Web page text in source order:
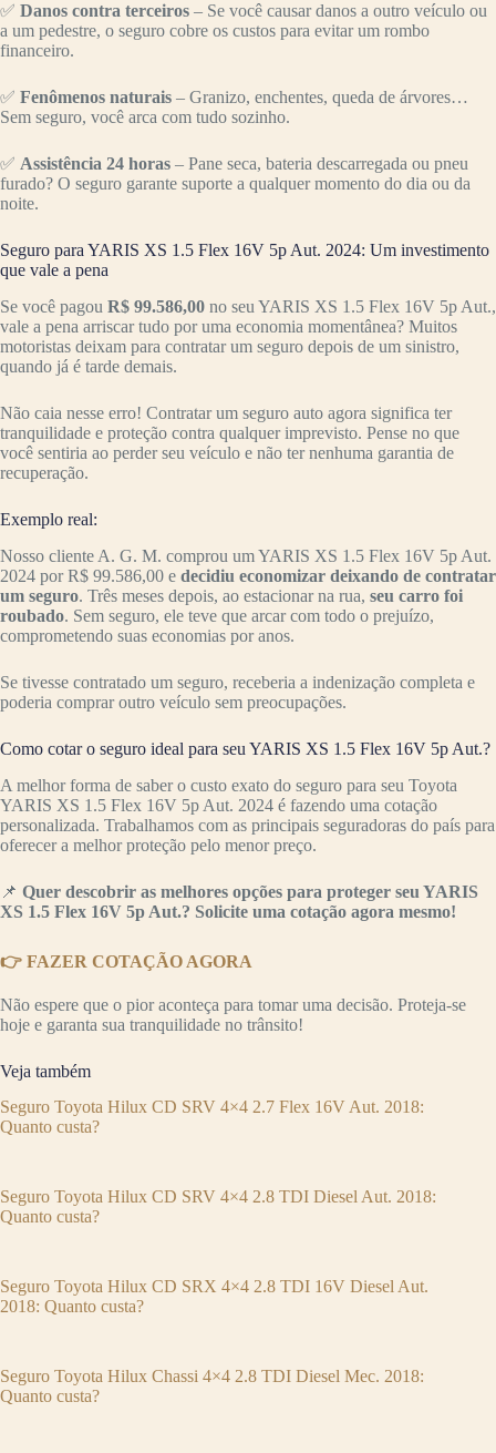
✅ Danos contra terceiros – Se você causar danos a outro veículo ou
a um pedestre, o seguro cobre os custos para evitar um rombo
financeiro.
✅ Fenômenos naturais – Granizo, enchentes, queda de árvores…
Sem seguro, você arca com tudo sozinho.
✅ Assistência 24 horas – Pane seca, bateria descarregada ou pneu
furado? O seguro garante suporte a qualquer momento do dia ou da
noite.
Seguro para YARIS XS 1.5 Flex 16V 5p Aut. 2024: Um investimento
que vale a pena
Se você pagou R$ 99.586,00 no seu YARIS XS 1.5 Flex 16V 5p Aut.,
vale a pena arriscar tudo por uma economia momentânea? Muitos
motoristas deixam para contratar um seguro depois de um sinistro,
quando já é tarde demais.
Não caia nesse erro! Contratar um seguro auto agora significa ter
tranquilidade e proteção contra qualquer imprevisto. Pense no que
você sentiria ao perder seu veículo e não ter nenhuma garantia de
recuperação.
Exemplo real:
Nosso cliente A. G. M. comprou um YARIS XS 1.5 Flex 16V 5p Aut.
2024 por R$ 99.586,00 e decidiu economizar deixando de contratar
um seguro. Três meses depois, ao estacionar na rua, seu carro foi
roubado. Sem seguro, ele teve que arcar com todo o prejuízo,
comprometendo suas economias por anos.
Se tivesse contratado um seguro, receberia a indenização completa e
poderia comprar outro veículo sem preocupações.
Como cotar o seguro ideal para seu YARIS XS 1.5 Flex 16V 5p Aut.?
A melhor forma de saber o custo exato do seguro para seu Toyota
YARIS XS 1.5 Flex 16V 5p Aut. 2024 é fazendo uma cotação
personalizada. Trabalhamos com as principais seguradoras do país para
oferecer a melhor proteção pelo menor preço.
📌 Quer descobrir as melhores opções para proteger seu YARIS
XS 1.5 Flex 16V 5p Aut.? Solicite uma cotação agora mesmo!
👉 FAZER COTAÇÃO AGORA
Não espere que o pior aconteça para tomar uma decisão. Proteja-se
hoje e garanta sua tranquilidade no trânsito!
Veja também
Seguro Toyota Hilux CD SRV 4×4 2.7 Flex 16V Aut. 2018:
Quanto custa?
Seguro Toyota Hilux CD SRV 4×4 2.8 TDI Diesel Aut. 2018:
Quanto custa?
Seguro Toyota Hilux CD SRX 4×4 2.8 TDI 16V Diesel Aut.
2018: Quanto custa?
Seguro Toyota Hilux Chassi 4×4 2.8 TDI Diesel Mec. 2018:
Quanto custa?